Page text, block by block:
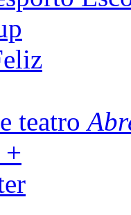
teatro
+